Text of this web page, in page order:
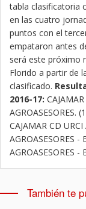
tabla clasificatoria
en las cuatro
puntos con el
empataron antes
será este próximo
Florido a partir de
clasificado.
2016-17:
AGROASESORES.
CAJAMAR CD
AGROASESORES
AGROASESORES
También te